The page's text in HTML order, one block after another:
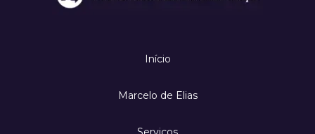
Início
Marcelo de Elias